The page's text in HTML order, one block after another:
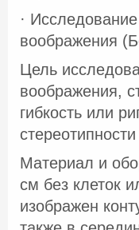
·
воображения
Цель
воображения,
гибкость или
Материал и
см без клеток
изображен